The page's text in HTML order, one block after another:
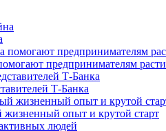
предпринимателям расти
Т-Банка
жизненный опыт и крутой старт